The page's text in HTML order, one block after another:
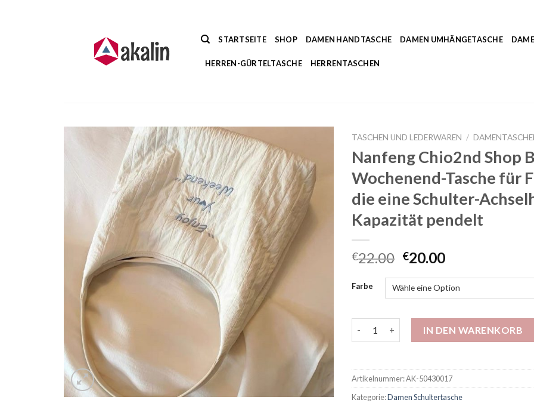
STARTSEITE SHOP DAMEN HANDTASCHE DAMEN UMHÄNGETASCHE
HERREN-GÜRTELTASCHE HERRENTASCHEN
TASCHEN UND LEDERWAREN /
Nanfeng Chio2nd Shop
Wochenend-Tasche für
die eine Schulter-
Kapazität pendelt
€22.00 €20.00
Farbe
IN DEN WARENKORB
Artikelnummer:AK-50430017
Kategorie:Damen Schultertasche